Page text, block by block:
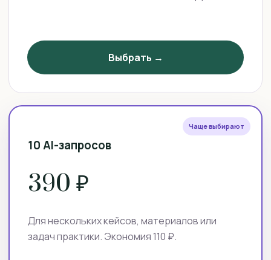
Выбрать →
Чаще выбирают
10 AI-запросов
390 ₽
Для нескольких кейсов, материалов или
задач практики. Экономия 110 ₽.